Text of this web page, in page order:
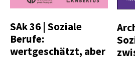
SAk 36 | Soziale
Berufe:
wertgeschätzt, aber